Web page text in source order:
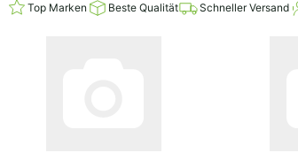
Top Marken Beste Qualität Schneller Versand